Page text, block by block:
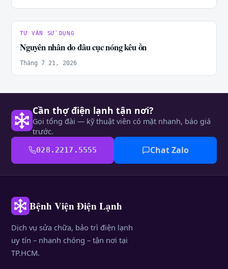
TƯ VẤN SỬ DỤNG
Nguyên nhân do đâu cục nóng kêu ồn
Tháng 7 21, 2026
Cần thợ điện lạnh tận nơi?
Gọi tổng đài — kỹ thuật viên có mặt nhanh, báo giá
trước.
028.2217.5555 Chat Zalo
Bệnh Viện Điện Lạnh
Dịch vụ sửa chữa, bảo trì điện lạnh
uy tín – nhanh chóng – tận nơi tại
TP.HCM.